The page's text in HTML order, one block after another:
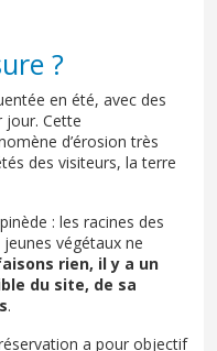
?
en été, avec des
jour. Cette
d’érosion très
des visiteurs, la terre
: les racines des
végétaux ne
rien, il y a un
du site, de sa
.
a pour objectif